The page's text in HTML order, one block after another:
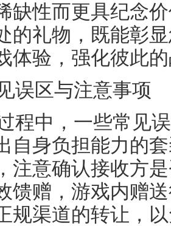
缺性而更具纪念
的礼物，既能彰
体验，强化彼此
误区与注意事项
程中，一些常见
自身负担能力的
注意确认接收方
馈赠，游戏内赠
规渠道的转让，